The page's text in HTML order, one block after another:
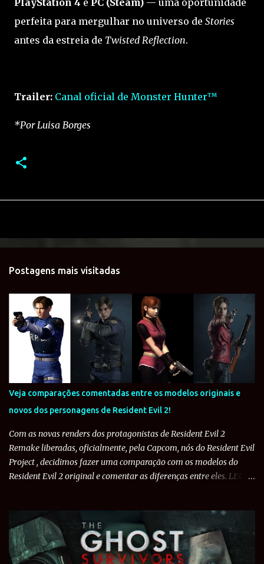
perfeita para mergulhar no universo de Stories
antes da estreia de Twisted Reflection.
Trailer: Canal oficial de Monster Hunter™
*Por Luisa Borges
Postagens mais visitadas
Veja comparações comentadas entre os modelos originais e
novos dos personagens de Resident Evil 2!
Com as novas renders dos protagonistas de Resident Evil 2
Remake liberadas, oficialmente, pela Capcom, nós do Resident Evil
Project , decidimos fazer uma comparação com os modelos do
Resident Evil 2 original e comentar as diferenças entre eles. LEON
de forma que ficasse mais fiel aos modelos de Resident Evil 4 e
Resident Evil 6 . No original, o uniforme de Leon é formado por
uma camisa branca de manga comprida, calça azul, botas de
couro pretas com o uniforme do RPD por cima. O uniforme tem